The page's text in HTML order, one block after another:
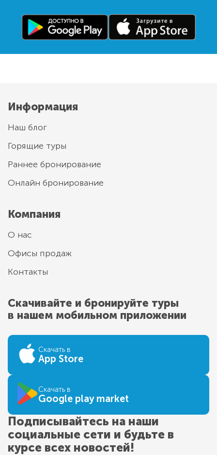
Информация
Наш блог
Горящие туры
Раннее бронирование
Онлайн бронирование
Компания
О нас
Офисы продаж
Контакты
Скачивайте и бронируйте туры
в нашем мобильном приложении
Скачать в
App Store
Скачать в
Google play market
Подписывайтесь на наши
социальные сети и будьте в
курсе всех новостей!